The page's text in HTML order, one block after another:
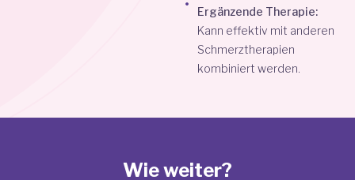
Ergänzende Therapie:
Kann effektiv mit anderen
Schmerztherapien
kombiniert werden.
Wie weiter?